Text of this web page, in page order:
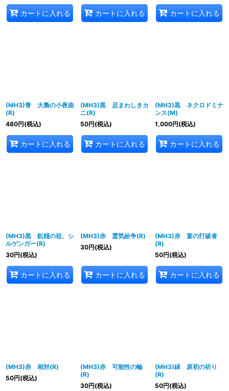
カートに入れる カートに入れる カートに入れる
(MH3)青 大梟の小夜曲
(R)
480円(税込)
カートに入れる
(MH3)黒 忌まわしきカ
ニ(R)
50円(税込)
カートに入れる
(MH3)黒 ネクロドミナ
ンス(M)
1,000円(税込)
カートに入れる
(MH3)黒 飢饉の祖、シ
ルゲンガー(R)
30円(税込)
カートに入れる
(MH3)赤 霊気紛争(R)
30円(税込)
カートに入れる
(MH3)赤 宴の打破者
(R)
50円(税込)
カートに入れる
(MH3)赤 相対(R)
50円(税込)
(MH3)赤 可能性の輪
(R)
30円(税込)
(MH3)緑 原初の祈り
(R)
50円(税込)